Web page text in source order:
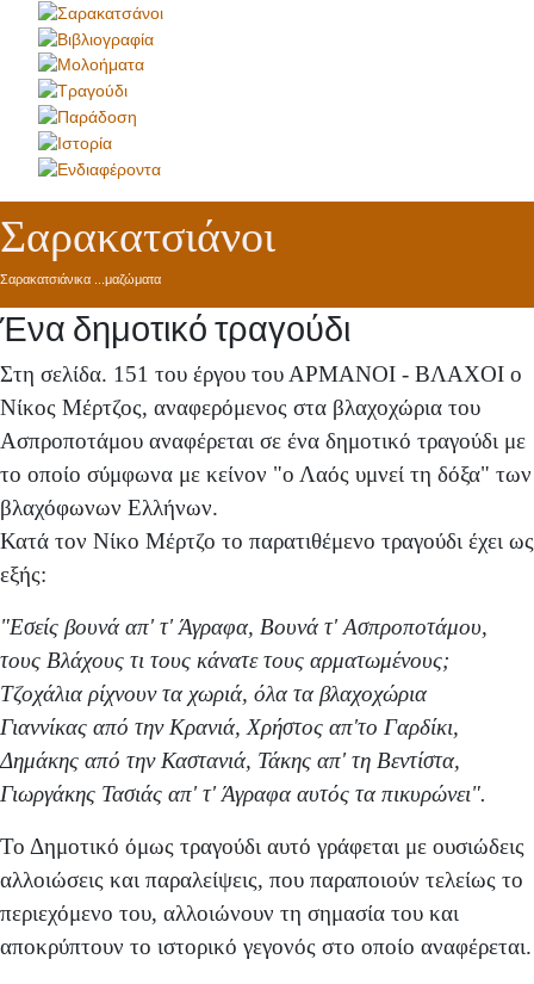
Σαρακατσιάνοι
Σαρακατσιάνικα ...μαζώματα
Ένα δημοτικό τραγούδι
Στη σελίδα. 151 του έργου του ΑΡΜΑΝΟΙ - ΒΛΑΧΟΙ ο
Νίκος Μέρτζος, αναφερόμενος στα βλαχοχώρια του
Ασπροποτάμου αναφέρεται σε ένα δημοτικό τραγούδι με
το οποίο σύμφωνα με κείνον "ο Λαός υμνεί τη δόξα" των
βλαχόφωνων Ελλήνων.
Κατά τον Νίκο Μέρτζο το παρατιθέμενο τραγούδι έχει ως
εξής:
"Εσείς βουνά απ' τ' Άγραφα, Βουνά τ' Ασπροποτάμου,
τους Βλάχους τι τους κάνατε τους αρματωμένους;
Τζοχάλια ρίχνουν τα χωριά, όλα τα βλαχοχώρια
Γιαννίκας από την Κρανιά, Χρήστος απ'το Γαρδίκι,
Δημάκης από την Καστανιά, Τάκης απ' τη Βεντίστα,
Γιωργάκης Τασιάς απ' τ' Άγραφα αυτός τα πικυρώνει".
Το Δημοτικό όμως τραγούδι αυτό γράφεται με ουσιώδεις
αλλοιώσεις και παραλείψεις, που παραποιούν τελείως το
περιεχόμενο του, αλλοιώνουν τη σημασία του και
αποκρύπτουν το ιστορικό γεγονός στο οποίο αναφέρεται.